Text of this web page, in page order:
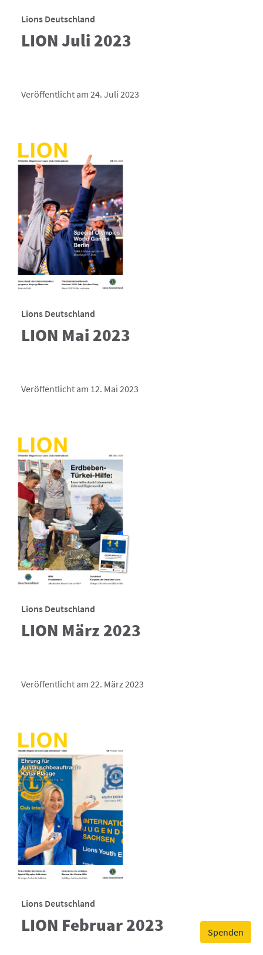
Spenden
Lions Deutschland
LION Juli 2023
Veröffentlicht am 24. Juli 2023
Lions Deutschland
LION Mai 2023
Veröffentlicht am 12. Mai 2023
Lions Deutschland
LION März 2023
Veröffentlicht am 22. März 2023
Lions Deutschland
LION Februar 2023